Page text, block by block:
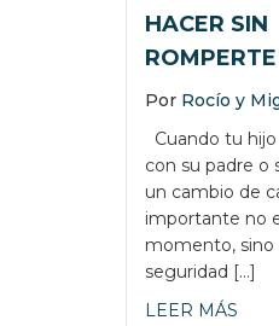
HACER SIN
ROMPERTE
Por Rocío y
Cuando tu
con su padre o
un cambio de
importante no
momento, sino
seguridad […]
LEER MÁS